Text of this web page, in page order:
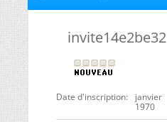
invite14e2be32
Date d'inscription
janvier
1970